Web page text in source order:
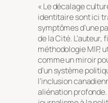
« Le décalage
identitaire sont ici
symptômes d’une
de la Cité. L’auteur,
méthodologie MIP,
comme un miroir
d’un système
l’inclusion
aliénation profonde.